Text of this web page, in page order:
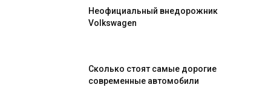
Неофициальный внедорожник
Volkswagen
Сколько стоят самые дорогие
современные автомобили